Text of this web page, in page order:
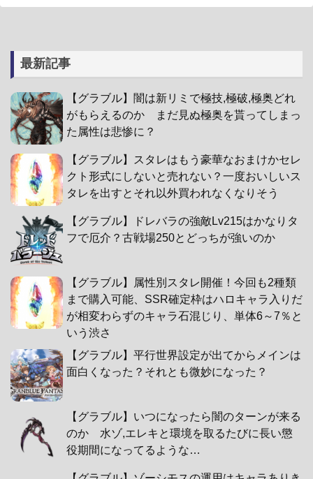
最新記事
【グラブル】闇は新リミで極技,極破,極奥どれ
がもらえるのか まだ見ぬ極奥を貰ってしまっ
た属性は悲惨に？
【グラブル】スタレはもう豪華なおまけかセレ
クト形式にしないと売れない？一度おいしいス
タレを出すとそれ以外買われなくなりそう
【グラブル】ドレバラの強敵Lv215はかなりタ
フで厄介？古戦場250とどっちが強いのか
【グラブル】属性別スタレ開催！今回も2種類
まで購入可能、SSR確定枠はハロキャラ入りだ
が相変わらずのキャラ石混じり、単体6～7％と
いう渋さ
【グラブル】平行世界設定が出てからメインは
面白くなった？それとも微妙になった？
【グラブル】いつになったら闇のターンが来る
のか 水ゾ,エレキと環境を取るたびに長い懲
役期間になってるような…